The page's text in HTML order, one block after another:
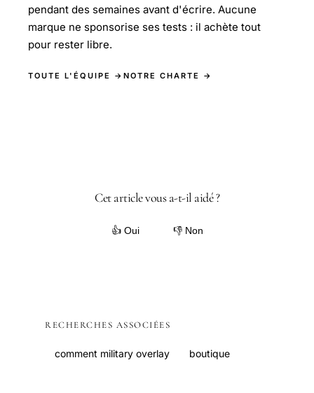
pendant des semaines avant d'écrire. Aucune
marque ne sponsorise ses tests : il achète tout
pour rester libre.
TOUTE L'ÉQUIPE → NOTRE CHARTE →
Cet article vous a-t-il aidé ?
👍 Oui 👎 Non
RECHERCHES ASSOCIÉES
comment military overlay boutique